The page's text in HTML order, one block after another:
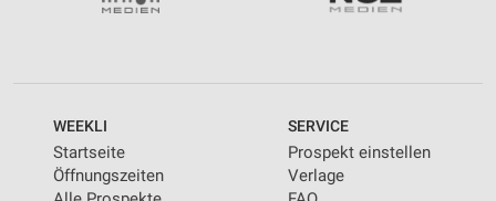
WEEKLI
Startseite
Öffnungszeiten
SERVICE
Prospekt einstellen
Verlage